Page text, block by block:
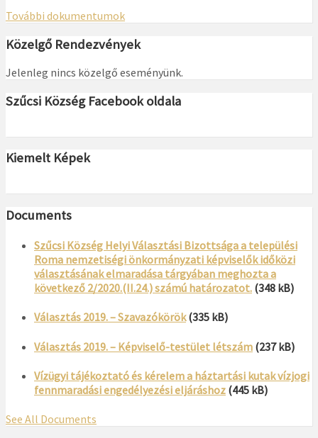
További dokumentumok
Közelgő Rendezvények
Jelenleg nincs közelgő eseményünk.
Szűcsi Község Facebook oldala
Kiemelt Képek
Documents
Szűcsi Község Helyi Választási Bizottsága a települési
Roma nemzetiségi önkormányzati képviselők időközi
választásának elmaradása tárgyában meghozta a
következő 2/2020.(II.24.) számú határozatot. (348 kB)
Választás 2019. – Szavazókörök (335 kB)
Választás 2019. – Képviselő-testület létszám (237 kB)
Vízügyi tájékoztató és kérelem a háztartási kutak vízjogi
fennmaradási engedélyezési eljáráshoz (445 kB)
See All Documents